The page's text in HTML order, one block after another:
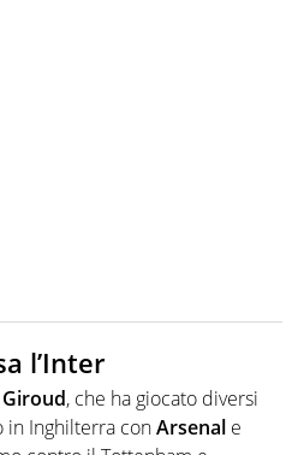
l’Inter
Giroud, che ha giocato diversi
Inghilterra conArsenal e